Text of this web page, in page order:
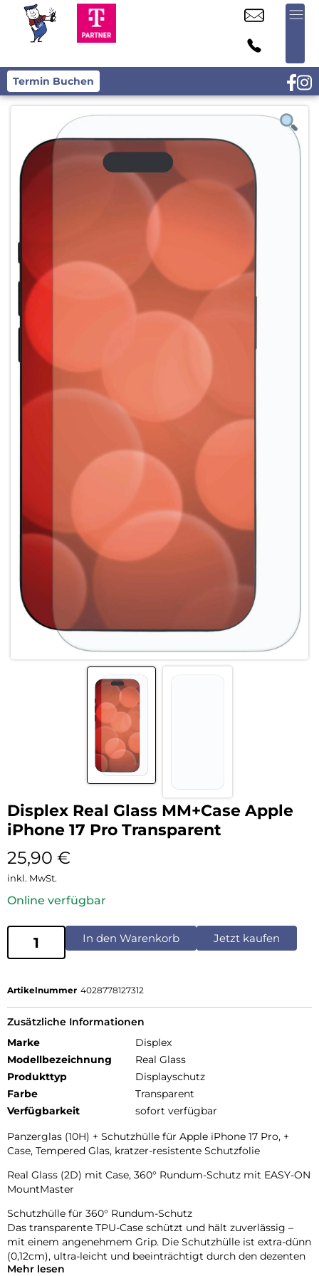
Termin Buchen
Displex Real Glass MM+Case Apple
iPhone 17 Pro Transparent
25,90 €
inkl. MwSt.
Online verfügbar
In den Warenkorb Jetzt kaufen
Artikelnummer 4028778127312
Zusätzliche Informationen
Marke
Displex
Modellbezeichnung
Real Glass
Produkttyp
Displayschutz
Farbe
Transparent
Verfügbarkeit
sofort verfügbar
Panzerglas (10H) + Schutzhülle für Apple iPhone 17 Pro, +
Case, Tempered Glas, kratzer-resistente Schutzfolie
Real Glass (2D) mit Case, 360° Rundum-Schutz mit EASY-ON
MountMaster
Schutzhülle für 360° Rundum-Schutz
Das transparente TPU-Case schützt und hält zuverlässig –
mit einem angenehmem Grip. Die Schutzhülle ist extra-dünn
(0,12cm), ultra-leicht und beeinträchtigt durch den dezenten
Look die Haptik und Optik Ihres Smartphones nur
Mehr lesen